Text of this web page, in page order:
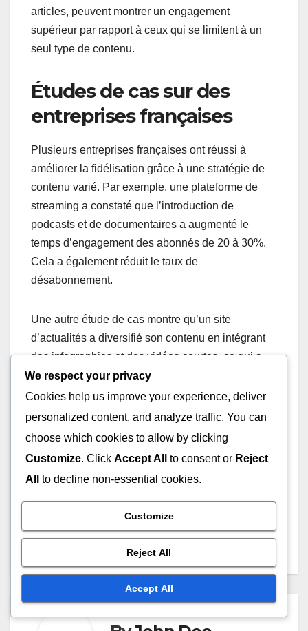
articles, peuvent montrer un engagement
supérieur par rapport à ceux qui se limitent à un
seul type de contenu.
Études de cas sur des
entreprises françaises
Plusieurs entreprises françaises ont réussi à
améliorer la fidélisation grâce à une stratégie de
contenu varié. Par exemple, une plateforme de
streaming a constaté que l’introduction de
podcasts et de documentaires a augmenté le
temps d’engagement des abonnés de 20 à 30%.
Cela a également réduit le taux de
désabonnement.
Une autre étude de cas montre qu’un site
d’actualités a diversifié son contenu en intégrant
des infographies et des vidéos courtes, ce qui a
entraîné une augmentation de la satisfaction des
utilisateurs. Les abonnés ont signalé une
meilleure expérience, ce qui a directement
contribué à leur fidélisation.
Post
navigation
Plateformes de Streaming
We respect your privacy
Cookies help us improve your experience, deliver
personalized content, and analyze traffic. You can
choose which cookies to allow by clicking
Customize. Click Accept All to consent or Reject
All
to decline non-essential cookies.
Customize
Reject All
Accept All